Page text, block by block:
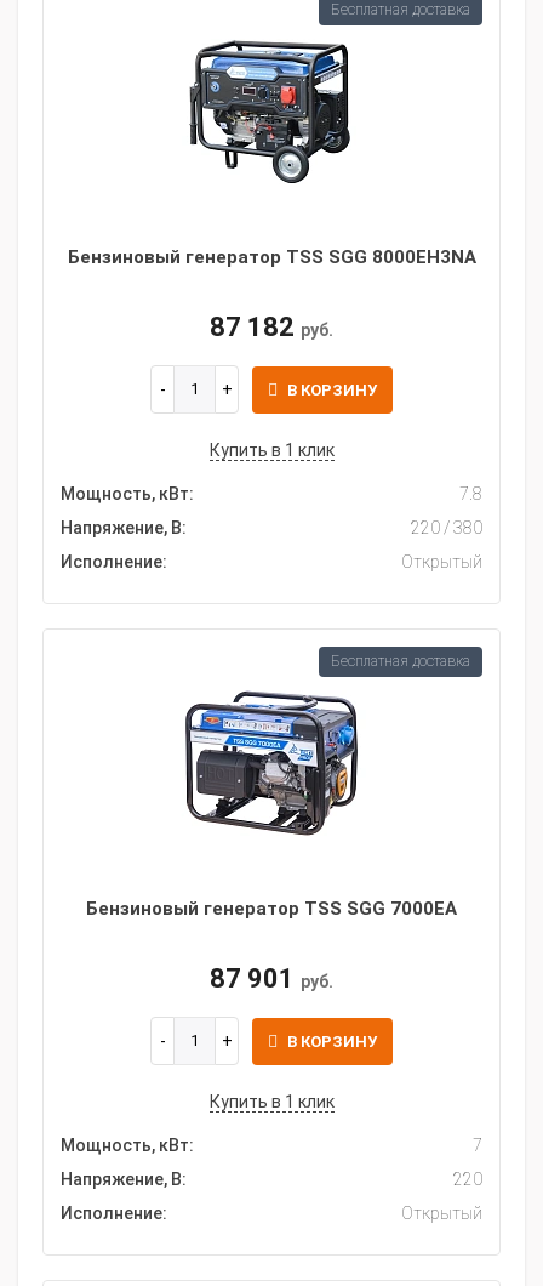
Бензиновый генератор TSS SGG 8000EH3NA
87 182 руб.
В КОРЗИНУ
Купить в 1 клик
Мощность, кВт:
7.8
Напряжение, В:
220 / 380
Исполнение:
Открытый
Бесплатная доставка
Бензиновый генератор TSS SGG 7000EA
87 901 руб.
В КОРЗИНУ
Купить в 1 клик
Мощность, кВт:
7
Напряжение, В:
220
Исполнение:
Открытый
Бесплатная доставка